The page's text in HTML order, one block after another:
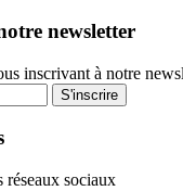
newsletter
inscrivant à notre
S'inscrire
réseaux sociaux